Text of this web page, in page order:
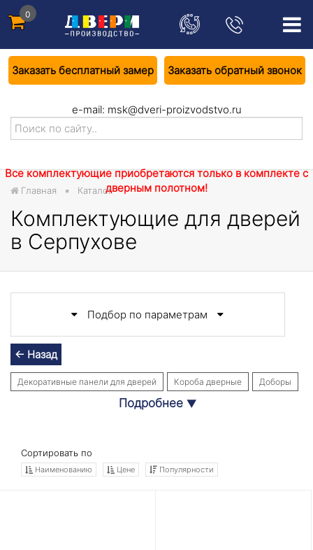
0
Заказать бесплатный замер Заказать обратный звонок
e-mail: msk@dveri-proizvodstvo.ru
Все комплектующие приобретаются только в комплекте с
дверным полотном!
Главная Каталог
Комплектующие для дверей
в Серпухове
Подбор по параметрам
← Назад
Декоративные панели для дверей Короба дверные Доборы
Подробнее ▼
Сортировать по
Наименованию Цене Популярности